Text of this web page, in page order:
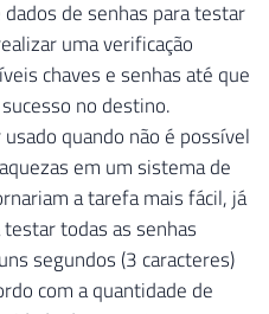
de senhas para testar
uma verificação
chaves e senhas até que
no destino.
quando não é possível
em um sistema de
a tarefa mais fácil, já
todas as senhas
segundos (3 caracteres)
com a quantidade de